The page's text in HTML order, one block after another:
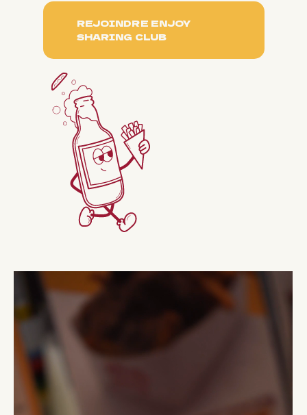
REJOINDRE ENJOY
SHARING CLUB